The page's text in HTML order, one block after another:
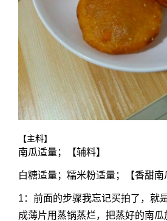
【主料】
南瓜适量；【辅料】
白糖适量；糯米粉适量；【香甜南
1：前面的步骤我忘记买拍了，就
成薄片用蒸锅蒸烂，把蒸好的南